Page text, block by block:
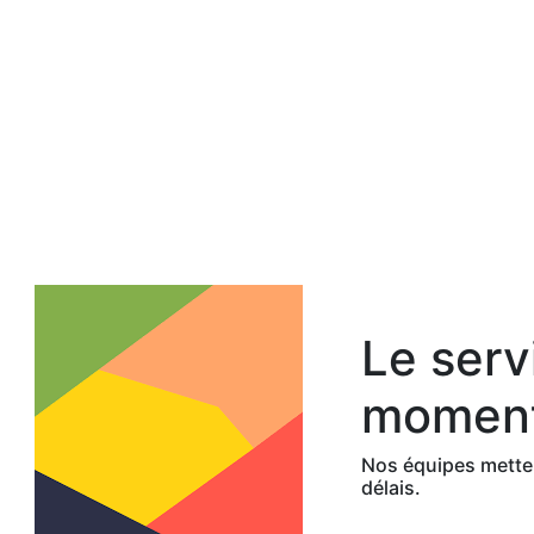
Le
Nos équipes
délais.